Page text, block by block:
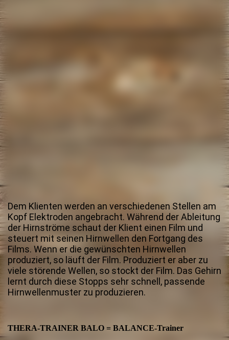
Dem Klienten werden an verschiedenen Stellen am
Kopf Elektroden angebracht. Während der Ableitung
der Hirnströme schaut der Klient einen Film und
steuert mit seinen Hirnwellen den Fortgang des
Films. Wenn er die gewünschten Hirnwellen
produziert, so läuft der Film. Produziert er aber zu
viele störende Wellen, so stockt der Film. Das Gehirn
lernt durch diese Stopps sehr schnell, passende
Hirnwellenmuster zu produzieren.
THERA-TRAINER BALO = BALANCE-Trainer